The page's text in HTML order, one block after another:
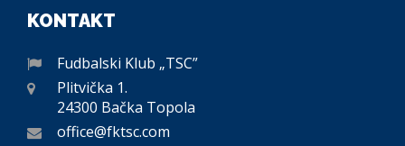
KONTAKT
Fudbalski Klub „TSC”
Plitvička 1.
24300 Bačka Topola
office@fktsc.com